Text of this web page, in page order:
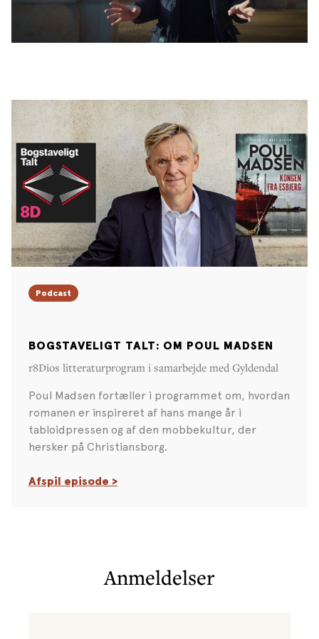
Podcast
BOGSTAVELIGT TALT: OM POUL MADSEN
r8Dios litteraturprogram i samarbejde med Gyldendal
Poul Madsen fortæller i programmet om, hvordan
romanen er inspireret af hans mange år i
tabloidpressen og af den mobbekultur, der
hersker på Christiansborg.
Afspil episode >
Anmeldelser